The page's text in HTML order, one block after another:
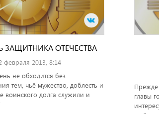
ЗАЩИТНИКА ОТЕЧЕСТВА
февраля 2013, 8:14
не обходится без
тем, чьё мужество, доблесть и
воинского долга служили и
Прежде
главы
ещё по